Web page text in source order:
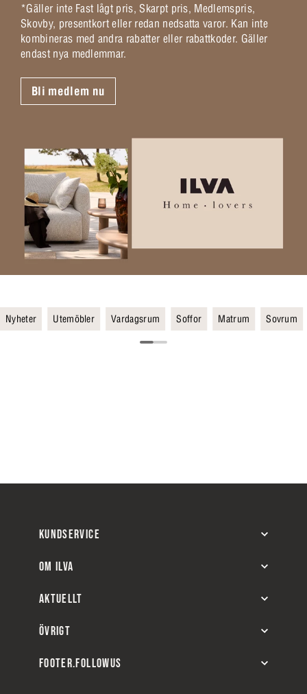
*Gäller inte Fast lågt pris, Skarpt pris, Medlemspris,
Skovby, presentkort eller redan nedsatta varor. Kan inte
kombineras med andra rabatter eller rabattkoder. Gäller
endast nya medlemmar.
Bli medlem nu
Nyheter Utemöbler Vardagsrum Soffor Matrum Sovrum
KUNDSERVICE
OM ILVA
AKTUELLT
ÖVRIGT
FOOTER.FOLLOWUS